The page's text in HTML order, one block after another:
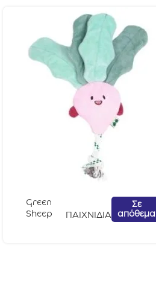
Green
Sheep
ΠΑΙΧΝΙΔΙΑ
Σε
απόθεμα